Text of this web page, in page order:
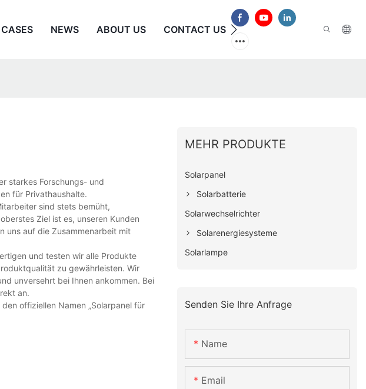
CASES NEWS ABOUT US CONTACT US HÄUFIG GESTELLTE
starkes Forschungs- und
für Privathaushalte.
sind stets bemüht,
Ziel ist es, unseren Kunden
uns auf die Zusammenarbeit mit
und testen wir alle Produkte
zu gewährleisten. Wir
unversehrt bei Ihnen ankommen. Bei
an.
offiziellen Namen „Solarpanel für
MEHR PRODUKTE
Solarpanel
Solarbatterie
Solarwechselrichter
Solarenergiesysteme
Solarlampe
Senden Sie Ihre Anfrage
Name
Email